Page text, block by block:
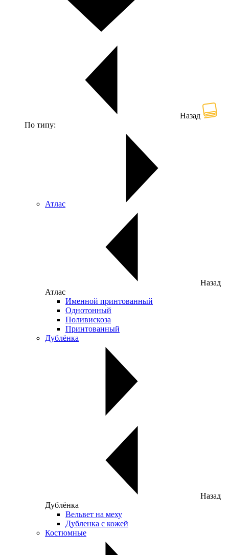
Назад
По типу:
Атлас
Назад
Атлас
Именной принтованный
Однотонный
Поливискоза
Принтованный
Дублёнка
Назад
Дублёнка
Вельвет на меху
Дубленка с кожей
Костюмные